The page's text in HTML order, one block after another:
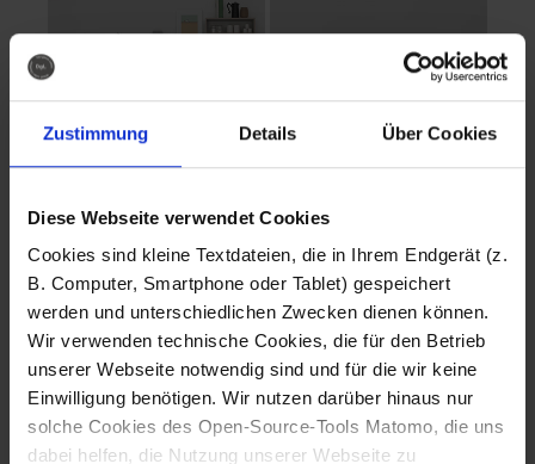
Zustimmung Details Über Cookies
Diese Webseite verwendet Cookies
Cookies sind kleine Textdateien, die in Ihrem Endgerät (z.
B. Computer, Smartphone oder Tablet) gespeichert
werden und unterschiedlichen Zwecken dienen können.
Wir verwenden technische Cookies, die für den Betrieb
unserer Webseite notwendig sind und für die wir keine
Einwilligung benötigen. Wir nutzen darüber hinaus nur
solche Cookies des Open-Source-Tools Matomo, die uns
dabei helfen, die Nutzung unserer Webseite zu
Fotografo: Lorenz
Sternbach
Download
Fotografo: Lorenz
Sternbach
Download